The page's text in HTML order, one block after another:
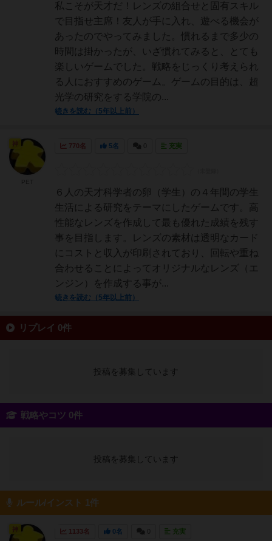
私こそが天才だ！レンズの組合せと固有スキル
で目指せ主席！友人が手に入れ、遊べる機会が
あったのでやってみました。慣れるまで多少の
時間は掛かったが、いざ慣れてみると、とても
楽しいゲームでした。戦略をじっくり考えられ
る人におすすめのゲーム。ゲームの目的は、超
光学の研究をする学院の...
続きを読む（5年以上前）
770名 5名 充実
６人の天才科学者の卵（学生）の４年間の学生
生活による研究をテーマにしたゲームです。高
性能なレンズを作成して最も優れた成績を残す
事を目指します。レンズの素材は透明なカード
にコストと収入が印刷されており、回転や重ね
合わせることによってオリジナルなレンズ（エ
ンジン）を作成する事が...
続きを読む（5年以上前）
リプレイ 0件
投稿を募集しています
戦略やコツ 0件
投稿を募集しています
ルール/インスト 1件
1133名 0名 充実